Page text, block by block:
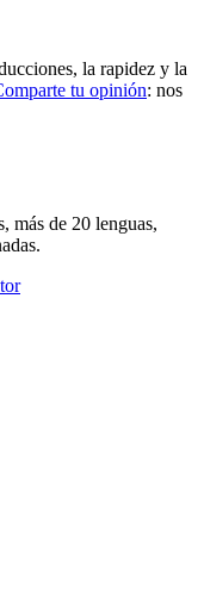
la rapidez y la
tu opinión: nos
más de 20 lenguas,